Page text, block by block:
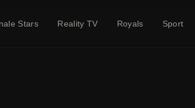
Stars Reality TV Royals Sport